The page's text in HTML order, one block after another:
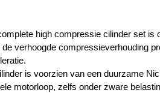
high compressie cilinder set
de verhoogde compressieverhouding
is voorzien van een duurzame
motorloop, zelfs onder zware